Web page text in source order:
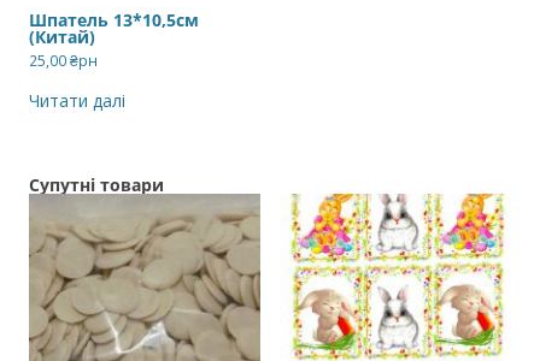
Шпатель 13*10,5см
(Китай)
25,00₴рн
Читати далі
Супутні товари